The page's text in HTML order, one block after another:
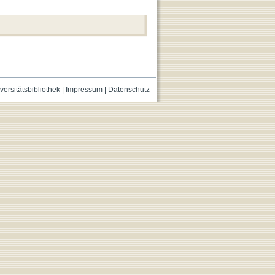
| Impressum| Datenschutz